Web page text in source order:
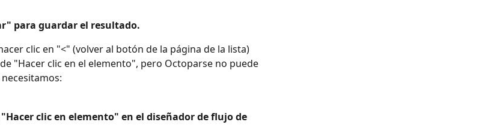
para guardar el resultado.
clic en "<" (volver al botón de la página de la lista)
"Hacer clic en el elemento", pero Octoparse no puede
clic en elemento" en el diseñador de flujo de